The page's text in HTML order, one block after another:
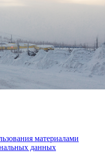
материалами
данных